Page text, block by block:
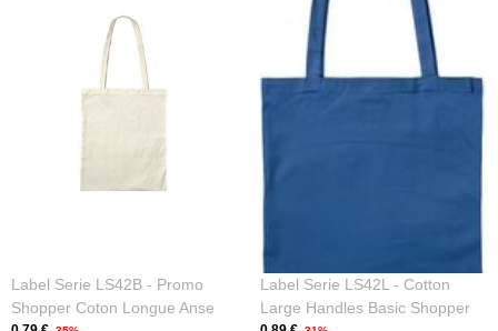
Label Serie LS42B - Promo
Shopper Coton Longue Anse
Label Serie LS42L - Cotton
Large Handles Basic Shopper